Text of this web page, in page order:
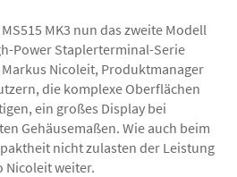
MK3 nun das zweite Modell
Power Staplerterminal-Serie
Nicoleit, Produktmanager
die komplexe Oberflächen
ein großes Display bei
Gehäusemaßen. Wie auch beim
nicht zulasten der Leistung
Nicoleit weiter.